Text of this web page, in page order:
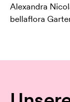
Alexandra
bellaflora